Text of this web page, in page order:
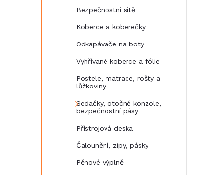
Bezpečnostní sítě
Koberce a koberečky
Odkapávače na boty
Vyhřívané koberce a fólie
Postele, matrace, rošty a
lůžkoviny
Sedačky, otočné konzole,
bezpečnostní pásy
Přístrojová deska
Čalounění, zipy, pásky
Pěnové výplně